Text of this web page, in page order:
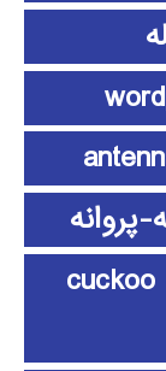
پروانه
الگوریتم جستجوی فاخته cuckoo